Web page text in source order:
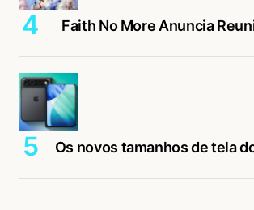
Faith No More Anuncia
Os novos tamanhos de tela